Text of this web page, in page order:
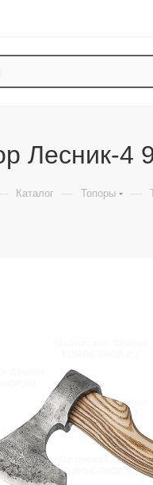
Лесник-4
Каталог — Топоры —